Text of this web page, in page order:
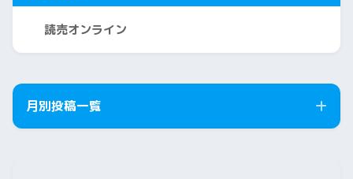
読売オンライン
月別投稿一覧